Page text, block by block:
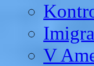
V